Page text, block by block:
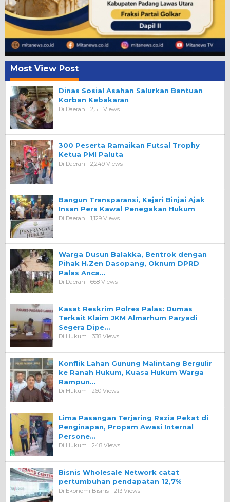
Most View Post
Dinas Sosial Asahan Salurkan Bantuan
Korban Kebakaran
Di Daerah 2,511 Views
300 Peserta Ramaikan Futsal Trophy
Ketua PMI Paluta
Di Daerah 2,249 Views
Bangun Transparansi, Kejari Binjai Ajak
Insan Pers Kawal Penegakan Hukum
Di Daerah 1,129 Views
Warga Dusun Balakka, Bentrok dengan
Pihak H.Zen Dasopang, Oknum DPRD
Palas Anca…
Di Daerah 668 Views
Kasat Reskrim Polres Palas: Dumas
Terkait Klaim JKM Almarhum Paryadi
Segera Dipe…
Di Hukum 338 Views
Konflik Lahan Gunung Malintang Bergulir
ke Ranah Hukum, Kuasa Hukum Warga
Rampun…
Di Hukum 260 Views
Lima Pasangan Terjaring Razia Pekat di
Penginapan, Propam Awasi Internal
Persone…
Di Hukum 248 Views
Bisnis Wholesale Network catat
pertumbuhan pendapatan 12,7%
Di Ekonomi Bisnis 213 Views